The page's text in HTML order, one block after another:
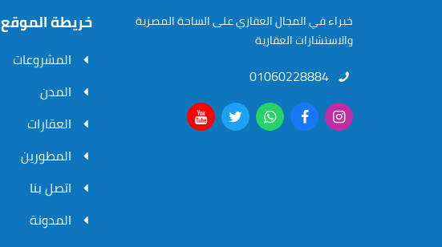
خبراء في المجال العقاري على الساحة المصرية
والاستشارات العقارية
01060228884
خريطة الموقع
المشروعات
المدن
العقارات
المطورين
اتصل بنا
المدونة